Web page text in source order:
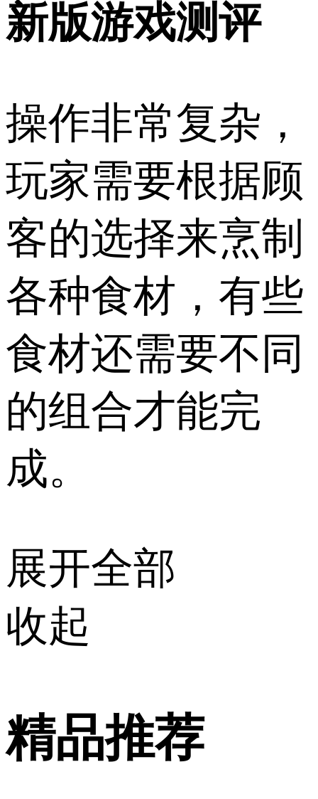
新版游戏测评
操作非常复杂，
玩家需要根据顾
客的选择来烹制
各种食材，有些
食材还需要不同
的组合才能完
成。
展开全部
收起
精品推荐